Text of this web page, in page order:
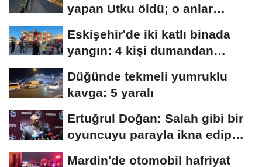
yapan Utku öldü; o anlar
Eskişehir'de iki katlı binada
yangın: 4 kişi dumandan
Düğünde tekmeli yumruklu
kavga: 5 yaralı
Ertuğrul Doğan: Salah gibi bir
oyuncuyu parayla ikna edip
Mardin'de otomobil hafriyat